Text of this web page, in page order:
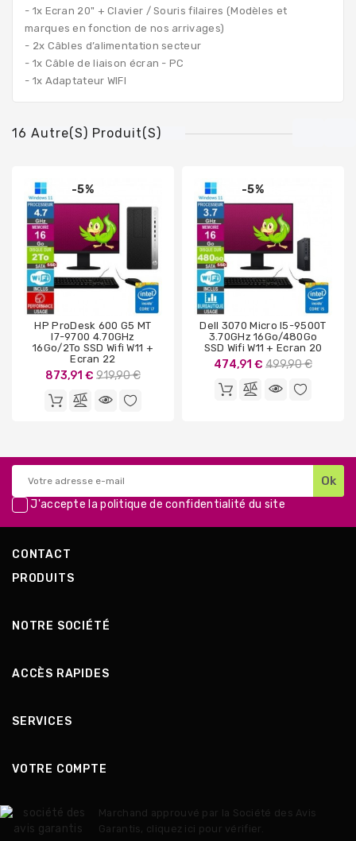
- 1x Ecran 20" + Clavier / Souris filaires (Modèles et
marques en fonction de nos arrivages)
- 2x Câbles d’alimentation secteur
- 1x Câble de liaison écran - PC
- 1x Adaptateur WIFI
16 Autre(s) Produit(s)
-5%
HP ProDesk 600 G5 MT
I7-9700 4.70GHz
16Go/2To SSD Wifi W11 +
Ecran 22
873,91 € Prix
base
919,90 €
-5%
Dell 3070 Micro I5-9500T
3.70GHz 16Go/480Go
SSD Wifi W11 + Ecran 20
474,91 € Prix
base
499,90 €
J'accepte lapolitique de confidentialité du site
CONTACT
PRODUITS
NOTRE SOCIÉTÉ
ACCÈS RAPIDES
SERVICES
VOTRE COMPTE
Marchand approuvé par la Société des Avis
Garantis, cliquez ici pour vérifier.